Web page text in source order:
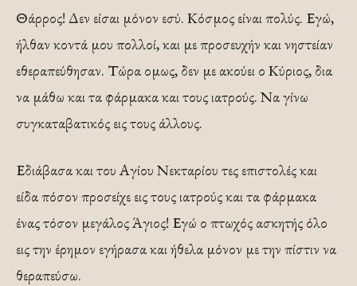
Θάρρος! Δεν είσαι μόνον εσύ. Κόσμος είναι πολύς. Εγώ,
ήλθαν κοντά μου πολλοί, και με προσευχήν και νηστείαν
εθεραπεύθησαν. Τώρα ομως, δεν με ακούει ο Κύριος, δια
να μάθω και τα φάρμακα και τους ιατρούς. Να γίνω
συγκαταβατικός εις τους άλλους.
Εδιάβασα και του Αγίου Νεκταρίου τες επιστολές και
είδα πόσον προσείχε εις τους ιατρούς και τα φάρμακα
ένας τόσον μεγάλος Άγιος! Εγώ ο πτωχός ασκητής όλο
εις την έρημον εγήρασα και ήθελα μόνον με την πίστιν να
θεραπεύσω.